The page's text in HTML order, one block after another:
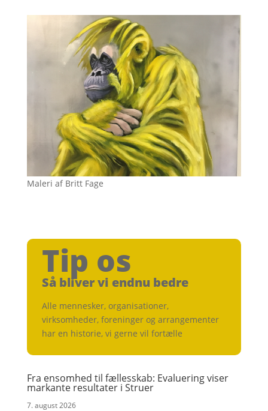
Maleri af Britt Fage
Tip os
Så bliver vi endnu bedre
Alle mennesker, organisationer,
virksomheder, foreninger og arrangementer
har en historie, vi gerne vil fortælle
Fra ensomhed til fællesskab: Evaluering viser
markante resultater i Struer
7. august 2026